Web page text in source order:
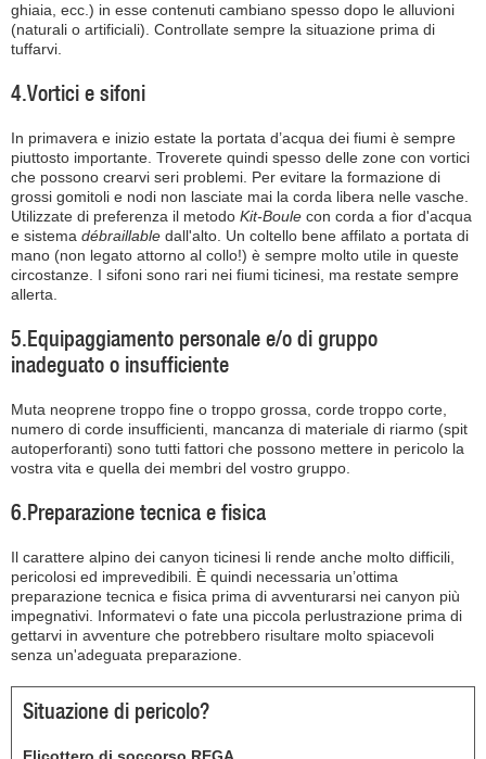
ghiaia, ecc.) in esse contenuti cambiano spesso dopo le alluvioni
(naturali o artificiali). Controllate sempre la situazione prima di
tuffarvi.
4.Vortici e sifoni
In primavera e inizio estate la portata d’acqua dei fiumi è sempre
piuttosto importante. Troverete quindi spesso delle zone con vortici
che possono crearvi seri problemi. Per evitare la formazione di
grossi gomitoli e nodi non lasciate mai la corda libera nelle vasche.
Utilizzate di preferenza il metodo Kit-Boule con corda a fior d'acqua
e sistema débraillable dall'alto. Un coltello bene affilato a portata di
mano (non legato attorno al collo!) è sempre molto utile in queste
circostanze. I sifoni sono rari nei fiumi ticinesi, ma restate sempre
allerta.
5.Equipaggiamento personale e/o di gruppo
inadeguato o insufficiente
Muta neoprene troppo fine o troppo grossa, corde troppo corte,
numero di corde insufficienti, mancanza di materiale di riarmo (spit
autoperforanti) sono tutti fattori che possono mettere in pericolo la
vostra vita e quella dei membri del vostro gruppo.
6.Preparazione tecnica e fisica
Il carattere alpino dei canyon ticinesi li rende anche molto difficili,
pericolosi ed imprevedibili. È quindi necessaria un’ottima
preparazione tecnica e fisica prima di avventurarsi nei canyon più
impegnativi. Informatevi o fate una piccola perlustrazione prima di
gettarvi in avventure che potrebbero risultare molto spiacevoli
senza un'adeguata preparazione.
Situazione di pericolo?